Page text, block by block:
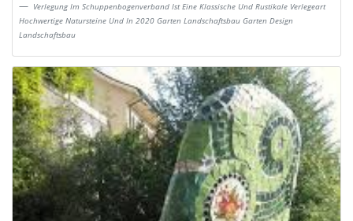
Verlegung Im Schuppenbogenverband Ist Eine Klassische Und Rustikale Verlegeart
Hochwertige Natursteine Und In 2020 Garten Landschaftsbau Garten Design
Landschaftsbau